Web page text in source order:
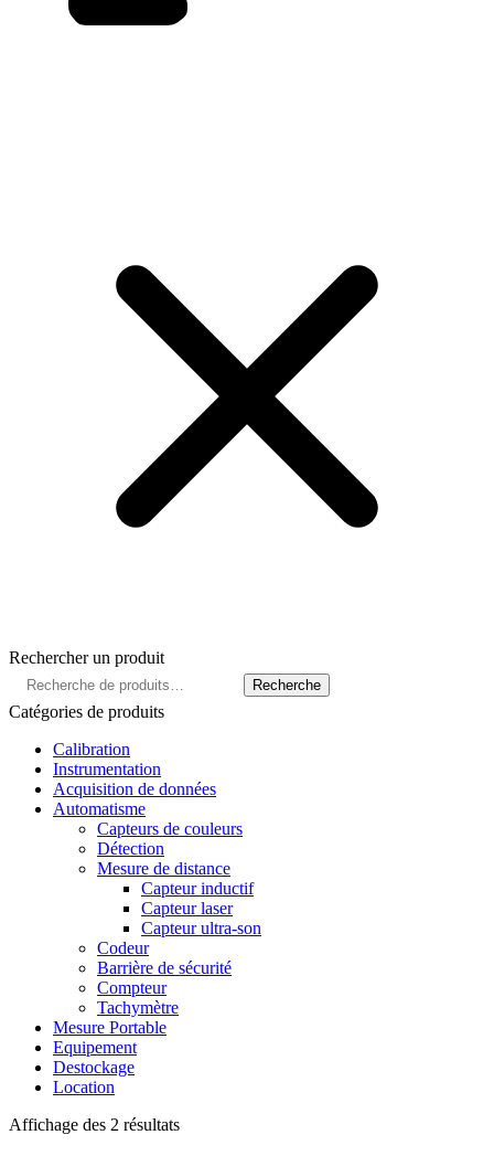
Rechercher un produit
Recherche
pour :
Recherche
Catégories de produits
Calibration
Instrumentation
Acquisition de données
Automatisme
Capteurs de couleurs
Détection
Mesure de distance
Capteur inductif
Capteur laser
Capteur ultra-son
Codeur
Barrière de sécurité
Compteur
Tachymètre
Mesure Portable
Equipement
Destockage
Location
Affichage des 2 résultats